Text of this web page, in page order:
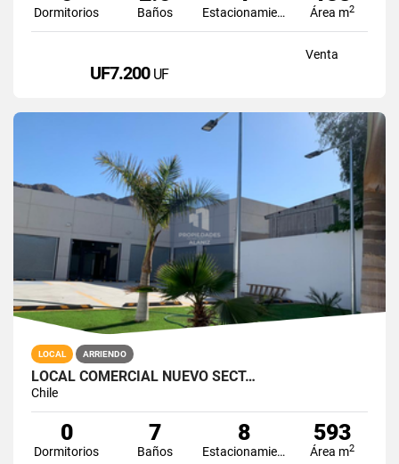
Dormitorios Baños Estacionamiento Área m2
Venta
UF7.200 UF
LOCAL ARRIENDO
LOCAL COMERCIAL NUEVO SECT…
Chile
0
Dormitorios
7
Baños
8
Estacionamiento
593
Área m2